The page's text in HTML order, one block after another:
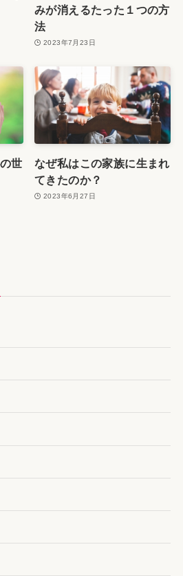
みが消えるたった１つの方
法
2023年7月23日
世
なぜ私はこの家族に生まれ
てきたのか？
2023年6月27日